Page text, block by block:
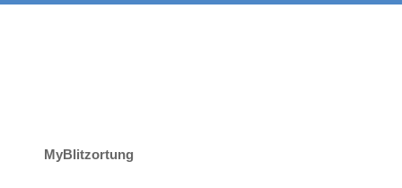
MyBlitzortung